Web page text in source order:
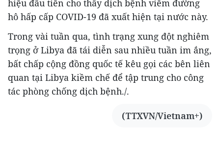
hiệu đầu tiên cho thấy dịch bệnh viêm đường
hô hấp cấp COVID-19 đã xuất hiện tại nước này.
Trong vài tuần qua, tình trạng xung đột nghiêm
trọng ở Libya đã tái diễn sau nhiều tuần im ắng,
bất chấp cộng đồng quốc tế kêu gọi các bên liên
quan tại Libya kiềm chế để tập trung cho công
tác phòng chống dịch bệnh./.
(TTXVN/Vietnam+)